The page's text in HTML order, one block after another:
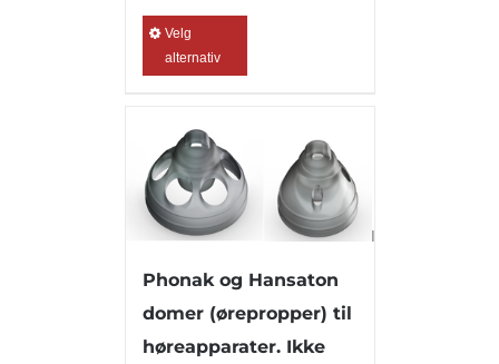
Velg
alternativ
Phonak og Hansaton
domer (ørepropper) til
høreapparater. Ikke